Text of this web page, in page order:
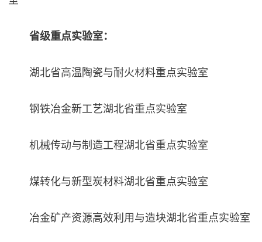
省级重点实验室：
湖北省高温陶瓷与耐火材料重点实验室
钢铁冶金新工艺湖北省重点实验室
机械传动与制造工程湖北省重点实验室
煤转化与新型炭材料湖北省重点实验室
冶金矿产资源高效利用与造块湖北省重点实验室